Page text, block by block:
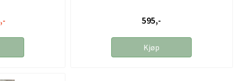
595,-
Kjøp